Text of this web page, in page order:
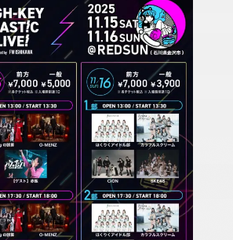
ト
を
検
索
し
て
ナ
ビ
ゲ
ビ
ュ
ー
ナ
ゲ
ー
シ
ョ